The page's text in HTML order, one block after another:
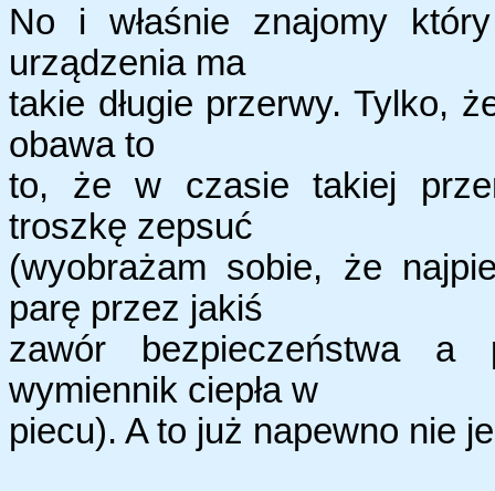
No i właśnie znajomy
urządzenia ma
takie długie przerwy. Tylko,
obawa to
to, że w czasie takiej
troszkę zepsuć
(wyobrażam sobie, że
parę przez jakiś
zawór bezpieczeństwa a
wymiennik ciepła w
piecu). A to już napewno nie